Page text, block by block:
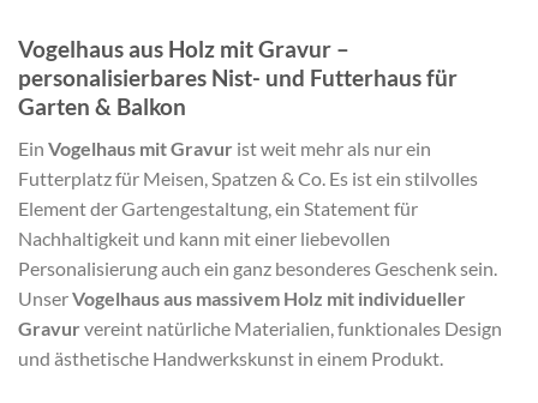
Vogelhaus aus Holz mit Gravur –
personalisierbares Nist- und Futterhaus für
Garten & Balkon
Ein Vogelhaus mit Gravur ist weit mehr als nur ein
Futterplatz für Meisen, Spatzen & Co. Es ist ein stilvolles
Element der Gartengestaltung, ein Statement für
Nachhaltigkeit und kann mit einer liebevollen
Personalisierung auch ein ganz besonderes Geschenk sein.
UnserVogelhaus aus massivem Holz mit individueller
Gravur vereint natürliche Materialien, funktionales Design
und ästhetische Handwerkskunst in einem Produkt.